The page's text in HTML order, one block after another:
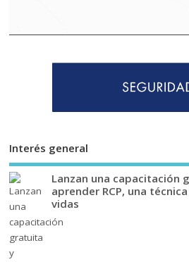
Interés general
Lanzan una capacitación
aprender RCP, una
vidas